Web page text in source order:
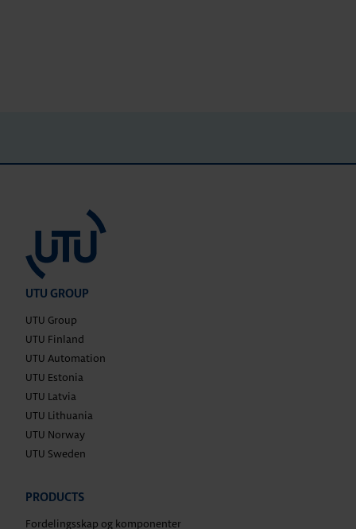
UTU GROUP
UTU Group
UTU Finland
UTU Automation
UTU Estonia
UTU Latvia
UTU Lithuania
UTU Norway
UTU Sweden
PRODUCTS
Fordelingsskap og komponenter